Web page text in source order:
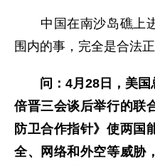
中国在南沙岛礁上进
围内的事，完全是合法正
问： 4月28日，美
倍晋三会谈后举行的联
防卫合作指针》使两国
全、网络和外空等威胁